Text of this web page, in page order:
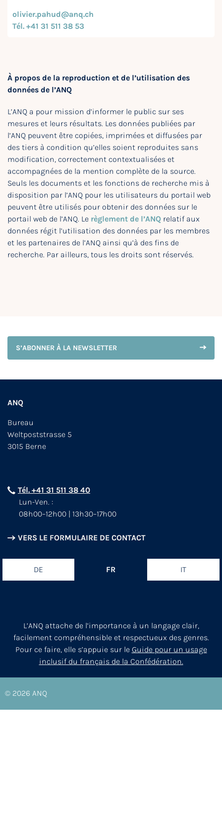
olivier.pahud@anq.ch
Tél. +41 31 511 38 53
À propos de la reproduction et de l’utilisation des
données de l’ANQ
L’ANQ a pour mission d’informer le public sur ses
mesures et leurs résultats. Les données publiées par
l’ANQ peuvent être copiées, imprimées et diffusées par
des tiers à condition qu’elles soient reproduites sans
modification, correctement contextualisées et
accompagnées de la mention complète de la source.
Seuls les documents et les fonctions de recherche mis à
disposition par l’ANQ pour les utilisateurs du portail web
peuvent être utilisés pour obtenir des données sur le
portail web de l’ANQ. Le règlement de l’ANQ relatif aux
données régit l’utilisation des données par les membres
et les partenaires de l’ANQ ainsi qu’à des fins de
recherche. Par ailleurs, tous les droits sont réservés.
S’ABONNER À LA NEWSLETTER
ANQ
Bureau
Weltpoststrasse 5
3015 Berne
Tél. +41 31 511 38 40
Lun-Ven. :
08h00–12h00 | 13h30–17h00
VERS LE FORMULAIRE DE CONTACT
DE FR IT
L’ANQ attache de l’importance à un langage clair,
facilement compréhensible et respectueux des genres.
Pour ce faire, elle s’appuie sur le Guide pour un usage
inclusif du français de la Confédération.
© 2026 ANQ